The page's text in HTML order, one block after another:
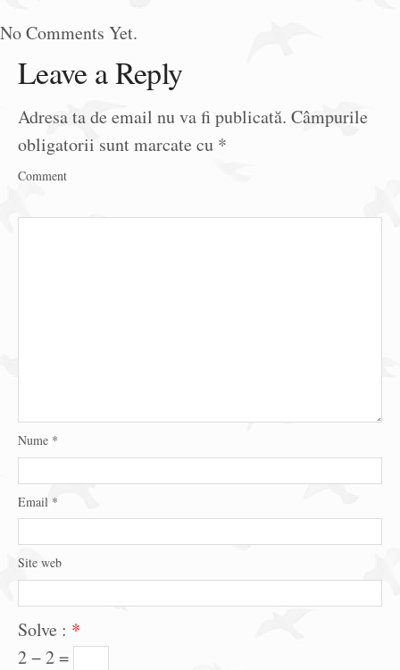
No Comments Yet.
Leave a Reply
Adresa ta de email nu va fi publicată. Câmpurile
obligatorii sunt marcate cu *
Comment
Nume *
Email *
Site web
Solve : *
2 − 2 =